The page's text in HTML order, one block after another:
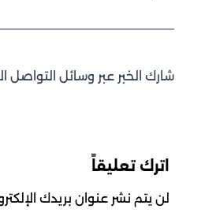
شارك الخبر عبر وسائل التواصل
اترك تعليقاً
لن يتم نشر عنوان بريدك